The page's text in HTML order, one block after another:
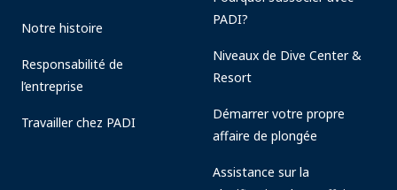
Notre histoire
Responsabilité de
l’entreprise
Travailler chez PADI
PADI?
Niveaux de Dive Center &
Resort
Démarrer votre propre
affaire de plongée
Assistance sur la